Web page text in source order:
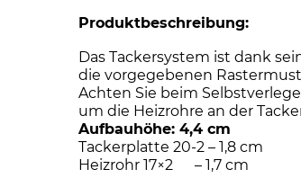
Produktbeschreibung:
Das Tackersystem ist dank
die vorgegebenen
Achten Sie beim
um die Heizrohre an der
Aufbauhöhe: 4,4 cm
Tackerplatte 20-2 – 1,8 cm
Heizrohr 17×2 – 1,7 cm